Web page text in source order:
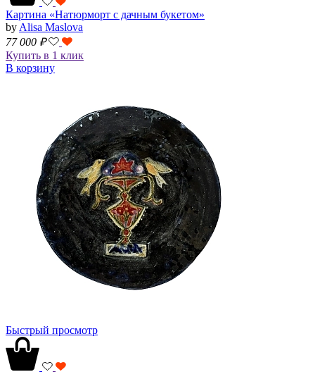
Картина «Натюрморт с дачным букетом»
by Alisa Maslova
77 000 ₽
Купить в 1 клик
В корзину
Быстрый просмотр